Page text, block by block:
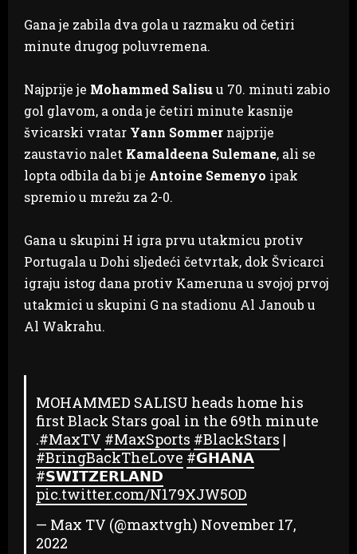
Gana je zabila dva gola u razmaku od četiri
minute drugog poluvremena.
Najprije je Mohammed Salisuu 70. minuti zabio
gol glavom, a onda je četiri minute kasnije
švicarski vratar Yann Sommer najprije
zaustavio nalet Kamaldeena Sulemane, ali se
lopta odbila da bi je Antoine Semenyo ipak
spremio u mrežu za 2-0.
Gana u skupini H igra prvu utakmicu protiv
Portugala u Dohi sljedeći četvrtak, dok Švicarci
igraju istog dana protiv Kameruna u svojoj prvoj
utakmici u skupini G na stadionu Al Janoub u
Al Wakrahu.
MOHAMMED SALISU heads home his
first Black Stars goal in the 69th minute
.#MaxTV #MaxSports #BlackStars |
#BringBackTheLove #𝗚𝗛𝗔𝗡𝗔
#𝗦𝗪𝗜𝗧𝗭𝗘𝗥𝗟𝗔𝗡𝗗
pic.twitter.com/N179XJW5OD
— Max TV (@maxtvgh) November 17,
2022